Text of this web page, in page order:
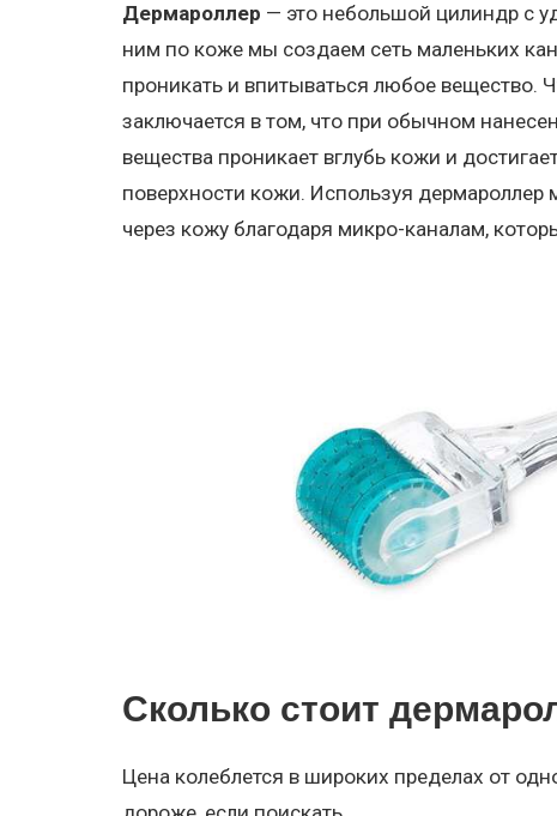
Дермароллер — это небольшой цилиндр с
ним по коже мы создаем сеть маленьких
проникать и впитываться любое вещество.
заключается в том, что при обычном
вещества проникает вглубь кожи и
поверхности кожи. Используя
через кожу благодаря микро-каналам,
Сколько стоит
Цена колеблется в широких пределах от